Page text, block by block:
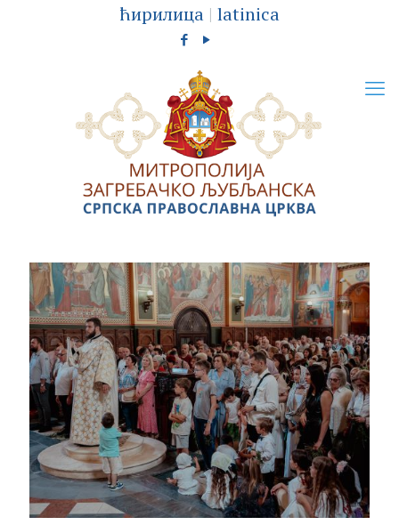
ћирилица | latinica